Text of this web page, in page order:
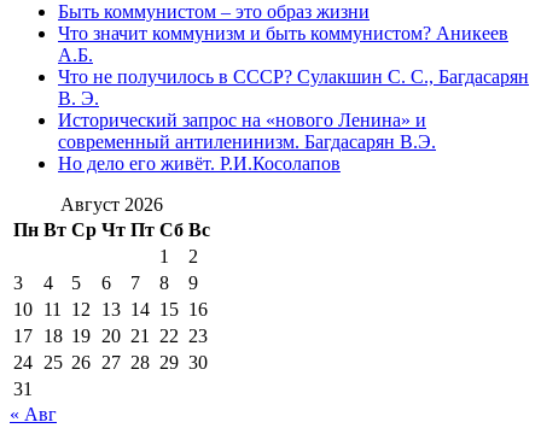
Быть коммунистом – это образ жизни
Что значит коммунизм и быть коммунистом? Аникеев
А.Б.
Что не получилось в СССР? Сулакшин С. С., Багдасарян
В. Э.
Исторический запрос на «нового Ленина» и
современный антиленинизм. Багдасарян В.Э.
Но дело его живёт. Р.И.Косолапов
Август 2026
Пн Вт Ср Чт Пт Сб Вс
1
2
3
4 5 6 7 8
9
10 11 12 13 14 15 16
17 18 19 20 21 22 23
24 25 26 27 28 29 30
31
« Авг